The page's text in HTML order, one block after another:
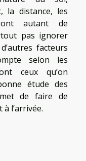
la distance, les
autant de
pas ignorer
facteurs
selon les
ceux qu’on
étude des
de faire de
l’arrivée.